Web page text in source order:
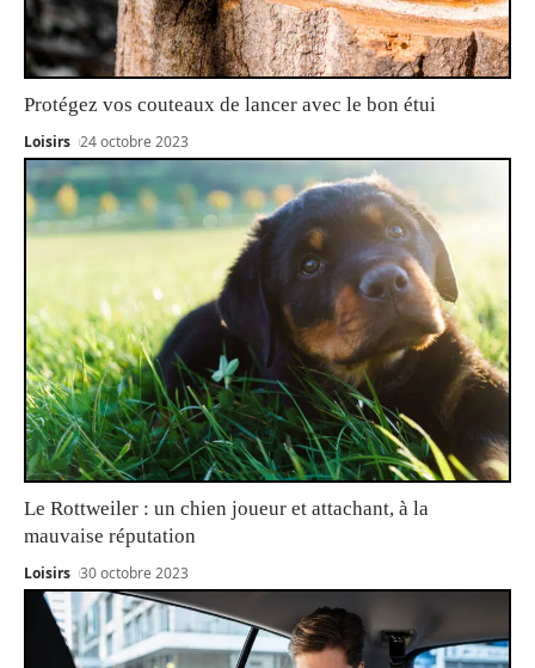
Protégez vos couteaux de lancer avec le bon étui
Loisirs 24 octobre 2023
Le Rottweiler : un chien joueur et attachant, à la
mauvaise réputation
Loisirs 30 octobre 2023